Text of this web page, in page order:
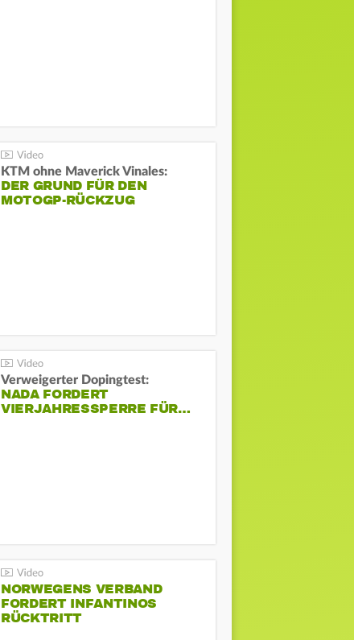
KTM ohne Maverick Vinales:
DER GRUND FÜR DEN
MOTOGP-RÜCKZUG
Verweigerter Dopingtest:
NADA FORDERT
VIERJAHRESSPERRE FÜR…
NORWEGENS VERBAND
FORDERT INFANTINOS
RÜCKTRITT